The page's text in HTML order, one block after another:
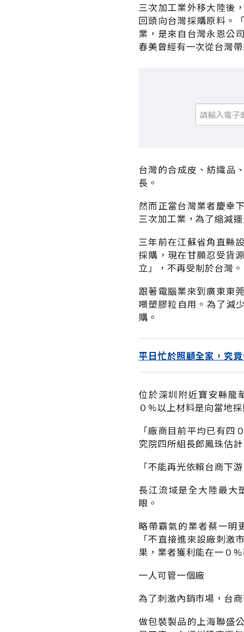
三次加工業外移大陸後
回頭向台灣採購原料。
業，是來自台灣永恩公
春美曾經有一次從台灣
台灣的合成皮、紡織品
長。
然而正當台灣業者慶幸
三次加工業，為了縮減
三年前在江蘇省角直縣
採購，現在甘願忍受貨
立」，不再受制於台灣。
跟著電腦業來到廣東東
噸塑膠粒自用。為了減
購。
平日忙於照顧全家，究
位於深圳附近寶安縣龍
０%以上材料是向當地採
「廠商目前平均已有
究院四所組長郎鳳珠估
「不能再光依賴台商下
長江流域是全大陸最大
眼。
略帶霸氣的業者蔡一明
「不直接進來設廠刺
果，業者獲利能在一０
一人可管一個廠
為了刺激內銷市場，台
做包裝製品的上海聯盛